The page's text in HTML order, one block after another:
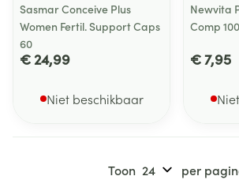
Sasmar Conceive Plus
Women Fertil. Support Caps
60
€ 24,99
Niet beschikbaar
Newvita
Comp 100
€ 7,95
Toon per